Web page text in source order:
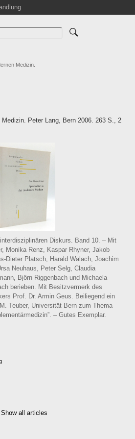
Medizin.
Peter Lang, Bern 2006. 263 S., 2
Diskurs. Band 10. – Mit
Monika Renz, Kaspar Rhyner, Jakob
Dieter Platsch, Harald Walach, Joachim
Neuhaus, Peter Selg, Claudia
Björn Riggenbach und Michaela
berieben. Mit Besitzvermerk des
Prof. Dr. Armin Geus. Beiliegend ein
Teuber, Universität Bern zum Thema
– Gutes Exemplar.
Show all articles